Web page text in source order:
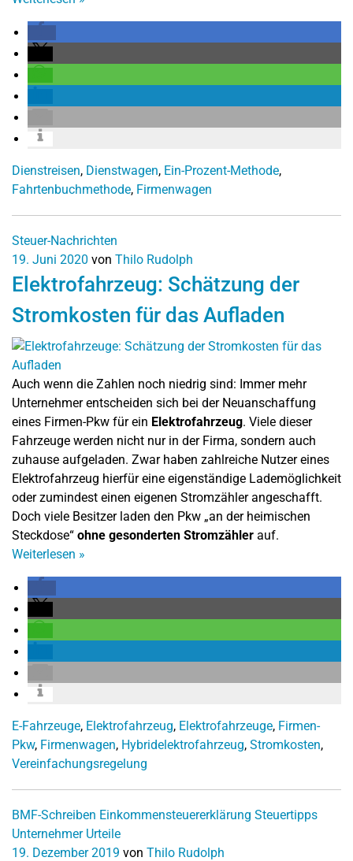
Dienstreisen, Dienstwagen, Ein-Prozent-Methode,
Fahrtenbuchmethode, Firmenwagen
Steuer-Nachrichten
19. Juni 2020 von Thilo Rudolph
Elektrofahrzeug: Schätzung der
Stromkosten für das Aufladen
Auch wenn die Zahlen noch niedrig sind: Immer mehr
Unternehmer entscheiden sich bei der Neuanschaffung
eines Firmen-Pkw für ein Elektrofahrzeug. Viele dieser
Fahrzeuge werden nicht nur in der Firma, sondern auch
zuhause aufgeladen. Zwar haben zahlreiche Nutzer eines
Elektrofahrzeug hierfür eine eigenständige Lademöglichkeit
oder zumindest einen eigenen Stromzähler angeschafft.
Doch viele Besitzer laden den Pkw „an der heimischen
Steckdose“ ohne gesonderten Stromzähler auf.
Weiterlesen »
E-Fahrzeuge, Elektrofahrzeug, Elektrofahrzeuge, Firmen-
Pkw, Firmenwagen, Hybridelektrofahrzeug, Stromkosten,
Vereinfachungsregelung
BMF-Schreiben Einkommensteuererklärung Steuertipps
Unternehmer Urteile
19. Dezember 2019 von Thilo Rudolph